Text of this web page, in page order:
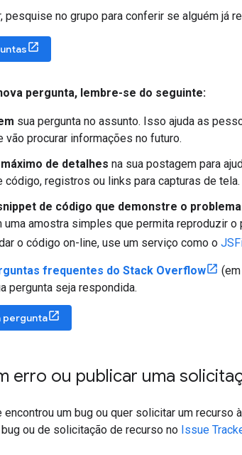
pesquise no grupo para conferir se alguém já
pergunta, lembre-se do seguinte:
sua pergunta no assunto. Isso ajuda as
vão procurar informações no futuro.
máximo de detalhes na sua postagem para
código, registros ou links para capturas de tela.
snippet de código que demonstre o
uma amostra simples que permita reproduzir
o código on-line, use um serviço como o
frequentes do Stack Overflow
pergunta seja respondida.
pergunta
erro ou publicar uma
encontrou um bug ou quer solicitar um
bug ou de solicitação de recurso no Issue